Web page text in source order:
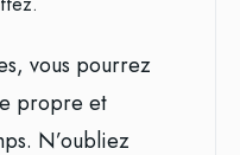
vous pourrez
propre et
N’oubliez